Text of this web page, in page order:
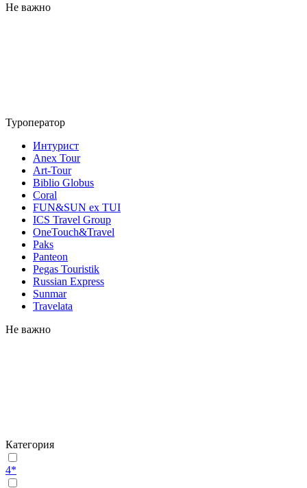
Не важно
Туроператор
Интурист
Anex Tour
Art-Tour
Biblio Globus
Coral
FUN&SUN ex TUI
ICS Travel Group
OneTouch&Travel
Paks
Panteon
Pegas Touristik
Russian Express
Sunmar
Travelata
Не важно
Категория
4*